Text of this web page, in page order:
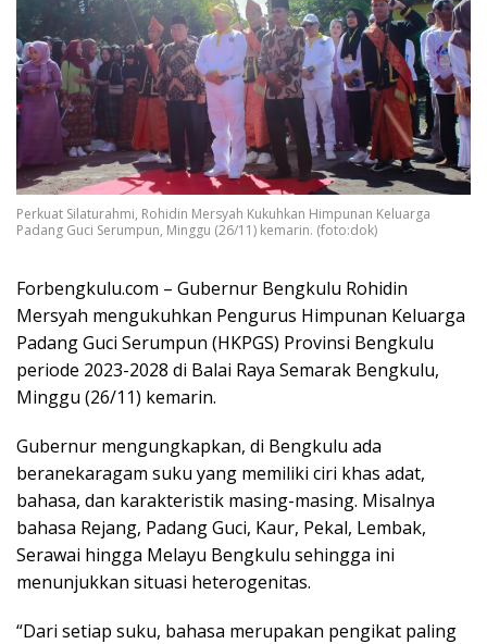
Perkuat Silaturahmi, Rohidin Mersyah Kukuhkan Himpunan Keluarga
Padang Guci Serumpun, Minggu (26/11) kemarin. (foto:dok)
Forbengkulu.com – Gubernur Bengkulu Rohidin
Mersyah mengukuhkan Pengurus Himpunan Keluarga
Padang Guci Serumpun (HKPGS) Provinsi Bengkulu
periode 2023-2028 di Balai Raya Semarak Bengkulu,
Minggu (26/11) kemarin.
Gubernur mengungkapkan, di Bengkulu ada
beranekaragam suku yang memiliki ciri khas adat,
bahasa, dan karakteristik masing-masing. Misalnya
bahasa Rejang, Padang Guci, Kaur, Pekal, Lembak,
Serawai hingga Melayu Bengkulu sehingga ini
menunjukkan situasi heterogenitas.
“Dari setiap suku, bahasa merupakan pengikat paling